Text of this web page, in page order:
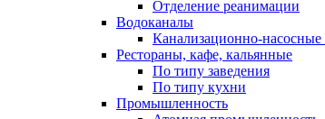
Отделение реанимации
Водоканалы
Канализационно-насосные
Рестораны, кафе, кальянные
По типу заведения
По типу кухни
Промышленность